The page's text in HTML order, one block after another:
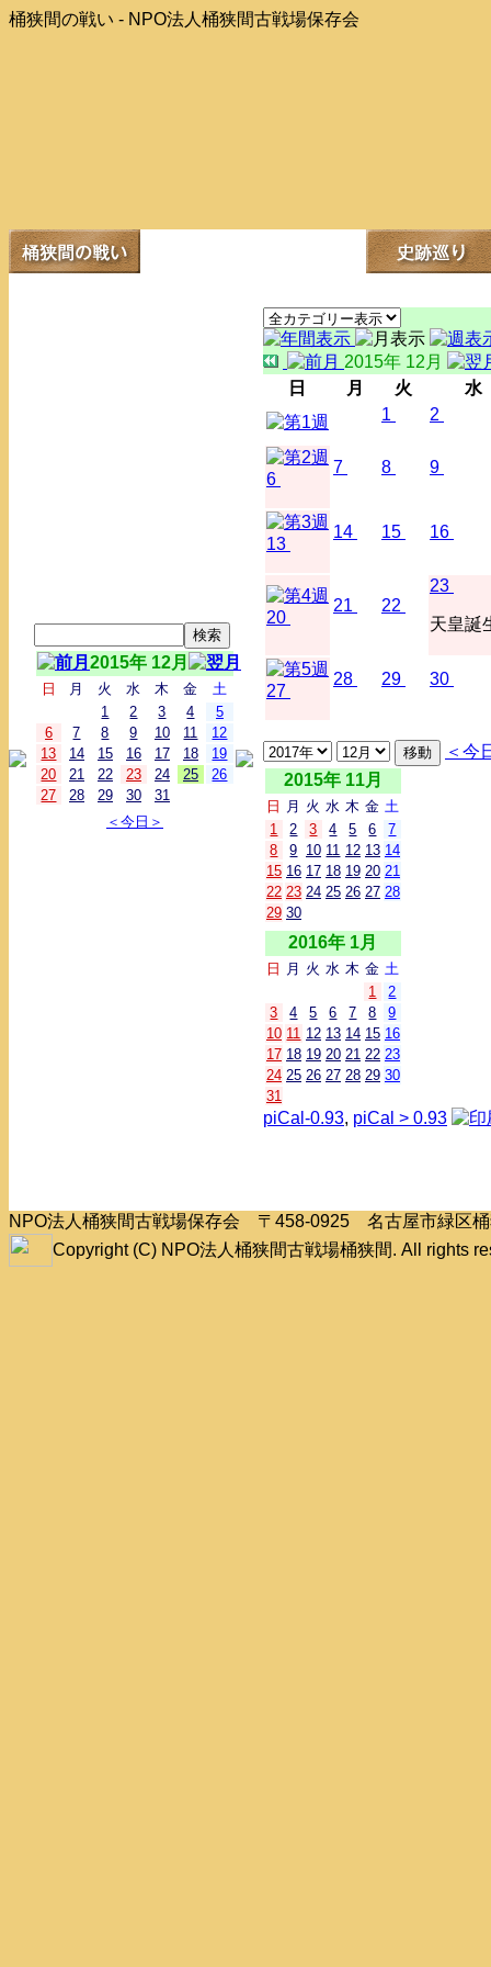
桶狭間の戦い - NPO法人桶狭間古戦場保存会
2015年 12月
日 月 火 水 木 金
土
1
2 3 4
5
6
7 8 9 10 11
12
13
14 15 16 17 18
19
20
21 22 23 24 25
26
27
28 29 30
31
＜今日＞
2015年 12月
日
月 火
水
1
2
6
7 8 9
13
14 15 16
20
21 22
23
天皇誕
27
28 29 30
＜今
2015年 11月
日 月 火 水 木 金 土
1
2 3 4 5 6
7
8
9 10 11 12 13 14
15 16 17 18 19 20 21
22 23 24 25 26 27 28
29 30
2016年 1月
日 月 火 水 木 金 土
1
2
3
4 5 6 7 8
9
10 11 12 13 14 15 16
17 18 19 20 21 22 23
24 25 26 27 28 29 30
31
piCal-0.93, piCal > 0.93
NPO法人桶狭間古戦場保存会 〒458-0925 名古屋市緑区
Copyright (C) NPO法人桶狭間古戦場桶狭間. All rights